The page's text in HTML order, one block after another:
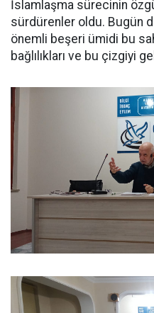
İslamlaşma sürecinin
sürdürenler oldu. Bugün
önemli beşeri ümidi bu
bağlılıkları ve bu çizgiyi